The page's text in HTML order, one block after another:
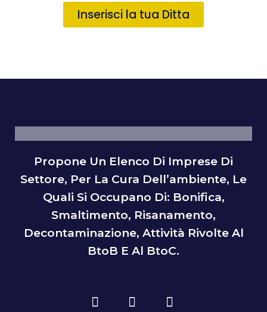
Inserisci la tua Ditta
Propone Un Elenco Di Imprese Di
Settore, Per La Cura Dell’ambiente, Le
Quali Si Occupano Di: Bonifica,
Smaltimento, Risanamento,
Decontaminazione, Attività Rivolte Al
BtoB E Al BtoC.